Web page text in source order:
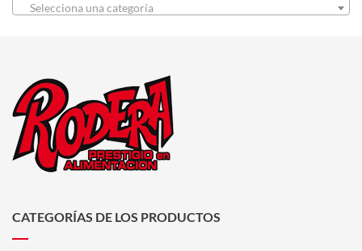
Selecciona una categoría
CATEGORÍAS DE LOS PRODUCTOS